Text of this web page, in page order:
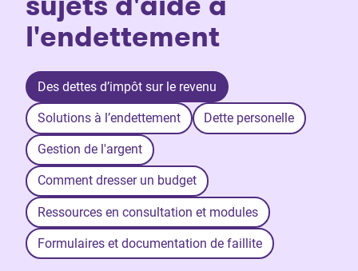
l'endettement
Des dettes d’impôt sur le revenu
Solutions à l’endettement Dette personelle
Gestion de l'argent
Comment dresser un budget
Ressources en consultation et modules
Formulaires et documentation de faillite